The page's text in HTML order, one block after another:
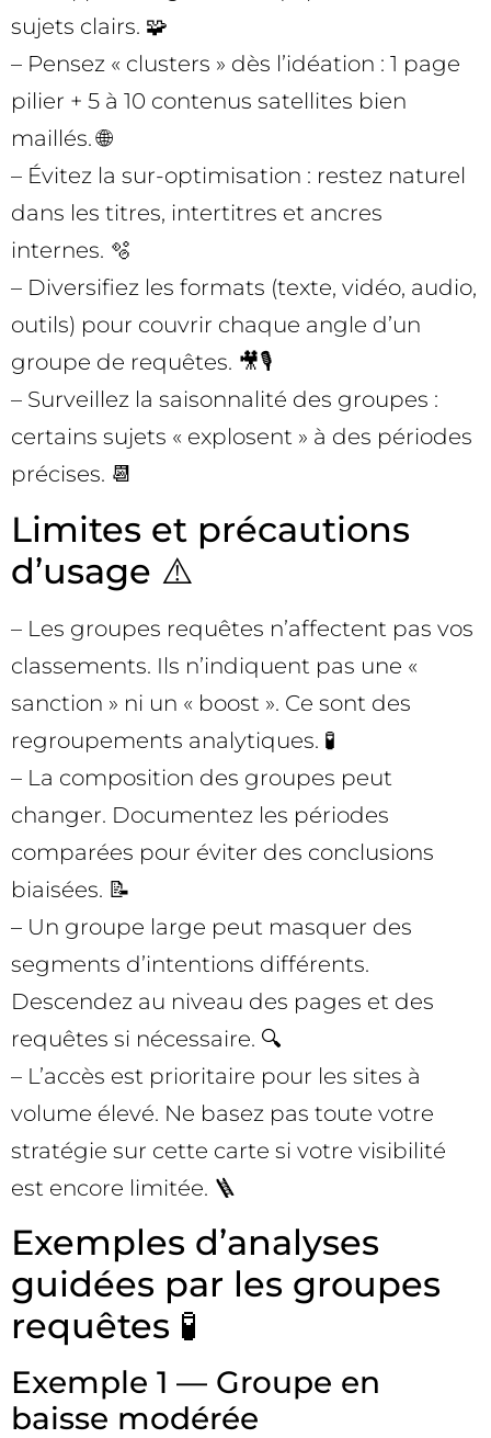
sujets clairs. 🧩
– Pensez « clusters » dès l’idéation : 1 page
pilier + 5 à 10 contenus satellites bien
maillés. 🌐
– Évitez la sur-optimisation : restez naturel
dans les titres, intertitres et ancres
internes. 🫧
– Diversifiez les formats (texte, vidéo, audio,
outils) pour couvrir chaque angle d’un
groupe de requêtes. 🎥🎙️
– Surveillez la saisonnalité des groupes :
certains sujets « explosent » à des périodes
précises. 📆
Limites et précautions
d’usage ⚠️
– Les groupes requêtes n’affectent pas vos
classements. Ils n’indiquent pas une «
sanction » ni un « boost ». Ce sont des
regroupements analytiques. 🧪
– La composition des groupes peut
changer. Documentez les périodes
comparées pour éviter des conclusions
biaisées. 📝
– Un groupe large peut masquer des
segments d’intentions différents.
Descendez au niveau des pages et des
requêtes si nécessaire. 🔍
– L’accès est prioritaire pour les sites à
volume élevé. Ne basez pas toute votre
stratégie sur cette carte si votre visibilité
est encore limitée. 🪜
Exemples d’analyses
guidées par les groupes
requêtes 🧪
Exemple 1 — Groupe en
baisse modérée